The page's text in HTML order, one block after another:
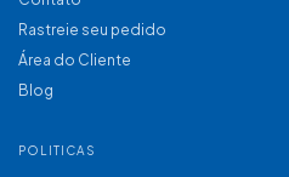
Rastreie seu pedido
Área do Cliente
Blog
POLITICAS